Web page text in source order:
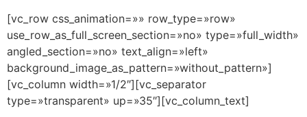
[vc_row css_animation=»» row_type=»row»
use_row_as_full_screen_section=»no» type=»full_width»
angled_section=»no» text_align=»left»
background_image_as_pattern=»without_pattern»]
[vc_column width=»1/2″][vc_separator
type=»transparent» up=»35″][vc_column_text]